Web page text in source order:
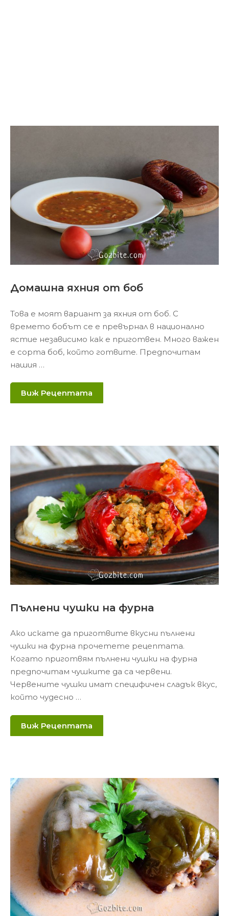
Домашна яхния от боб
Това е моят вариант за яхния от боб. С
времето бобът се е превърнал в национално
ястие независимо как е приготвен. Много важен
е сорта боб, който готвите. Предпочитам
нашия …
Виж Рецептата
Пълнени чушки на фурна
Ако искате да приготвите вкусни пълнени
чушки на фурна прочетете рецептата.
Когато приготвям пълнени чушки на фурна
предпочитам чушките да са червени.
Червените чушки имат специфичен сладък вкус,
който чудесно …
Виж Рецептата